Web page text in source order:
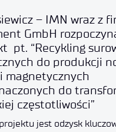
– IMN wraz z
GmbH
pt. “Recykling
do produkcji
magnetycznych
do
częstotliwości”
jest odzysk